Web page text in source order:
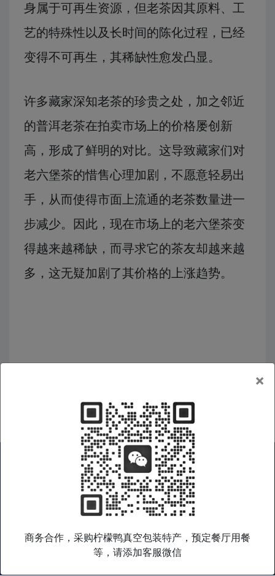
身属于可再生资源，但老茶因其原料、工
艺的特殊性以及长时间的陈化过程，已经
变得不可再生，其稀缺性愈发凸显。
许多藏家深知老茶的珍贵之处，加之邻近
的普洱老茶在拍卖市场上的价格屡创新
高，形成了鲜明的对比。这导致藏家们对
老六堡茶的惜售心理加剧，不愿意轻易出
手，从而使得市面上流通的老茶数量进一
步减少。因此，现在市场上的老六堡茶变
得越来越稀缺，而寻求它的茶友却越来越
多，这无疑加剧了其价格的上涨趋势。
广西特产| 广西旅游|广西企业
|礼品集采|广西老乡会|
服务条款
隐私政策
桂乡语是广西特色产品综合数字门户，专注于广西好物和桂乡文化
输出，致力于通过打造广西特色产品文化数字平台，帮助广西产品
×
商务合作，采购柠檬鸭真空包装特产，预定餐厅用餐
等，请添加客服微信